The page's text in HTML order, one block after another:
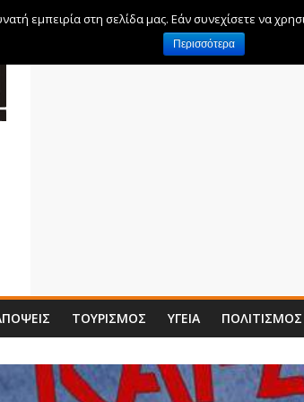
ΤΟΥΡΙΣΜΌΣ ΥΓΕΊΑ ΠΟΛΙΤΙΣΜΌΣ
εμπειρία στη σελίδα μας. Εάν συνεχίσετε να
Περισσότερα